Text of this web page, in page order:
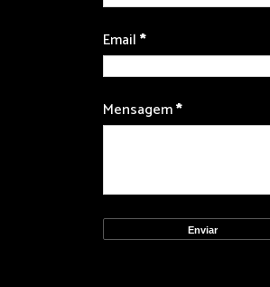
Email*
Mensagem*